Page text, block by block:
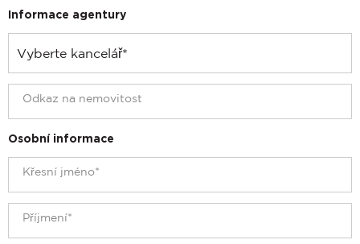
Informace agentury
Osobní informace